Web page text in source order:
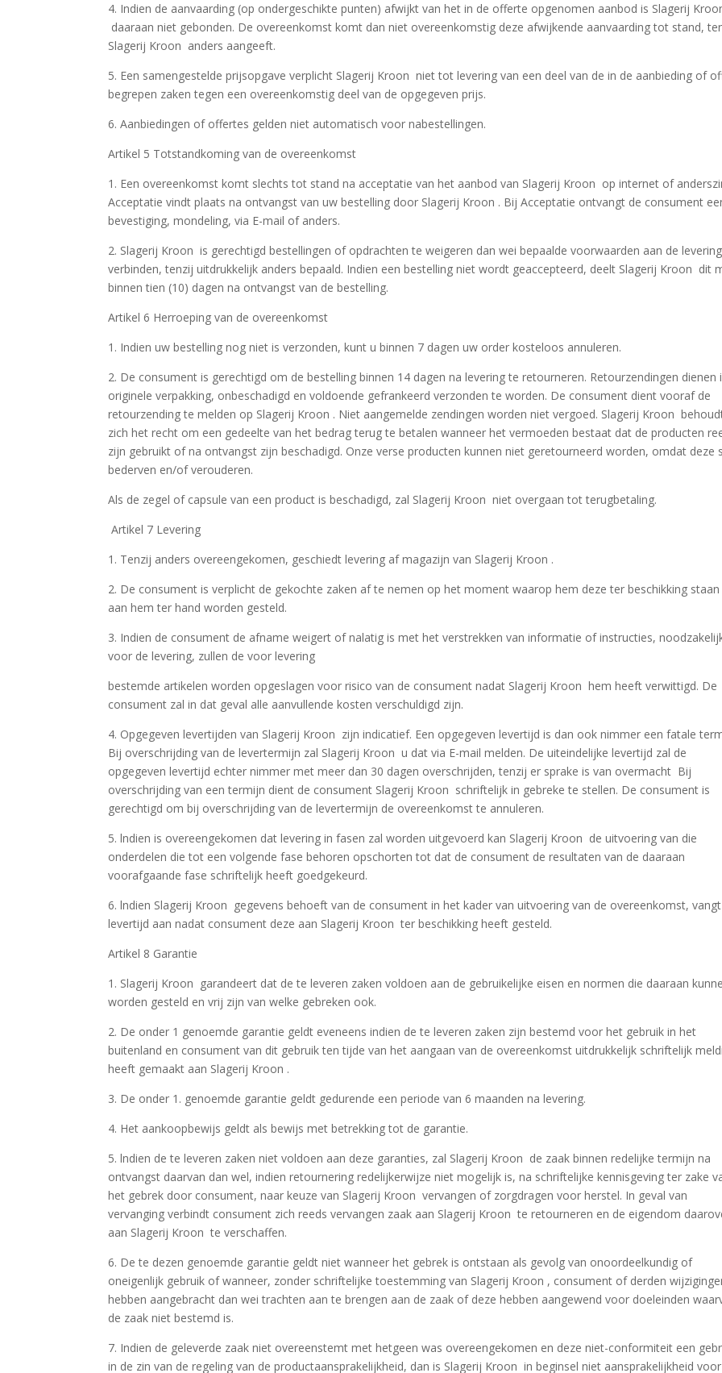
4. Indien de aanvaarding (op ondergeschikte punten) afwijkt van het in de offerte opgenomen aanbod is Slagerij
daaraan niet gebonden. De overeenkomst komt dan niet overeenkomstig deze afwijkende aanvaarding tot stand,
Slagerij Kroon anders aangeeft.
5. Een samengestelde prijsopgave verplicht Slagerij Kroon niet tot levering van een deel van de in de aanbieding of
begrepen zaken tegen een overeenkomstig deel van de opgegeven prijs.
6. Aanbiedingen of offertes gelden niet automatisch voor nabestellingen.
Artikel 5 Totstandkoming van de overeenkomst
1. Een overeenkomst komt slechts tot stand na acceptatie van het aanbod van Slagerij Kroon op internet of
Acceptatie vindt plaats na ontvangst van uw bestelling door Slagerij Kroon . Bij Acceptatie ontvangt de consument
bevestiging, mondeling, via E-mail of anders.
2. Slagerij Kroon is gerechtigd bestellingen of opdrachten te weigeren dan wei bepaalde voorwaarden aan de
verbinden, tenzij uitdrukkelijk anders bepaald. Indien een bestelling niet wordt geaccepteerd, deelt Slagerij Kroon dit
binnen tien (10) dagen na ontvangst van de bestelling.
Artikel 6 Herroeping van de overeenkomst
1. Indien uw bestelling nog niet is verzonden, kunt u binnen 7 dagen uw order kosteloos annuleren.
2. De consument is gerechtigd om de bestelling binnen 14 dagen na levering te retourneren. Retourzendingen dienen
originele verpakking, onbeschadigd en voldoende gefrankeerd verzonden te worden. De consument dient vooraf de
retourzending te melden op Slagerij Kroon . Niet aangemelde zendingen worden niet vergoed. Slagerij Kroon
zich het recht om een gedeelte van het bedrag terug te betalen wanneer het vermoeden bestaat dat de producten
zijn gebruikt of na ontvangst zijn beschadigd. Onze verse producten kunnen niet geretourneerd worden, omdat deze
bederven en/of verouderen.
Als de zegel of capsule van een product is beschadigd, zal Slagerij Kroon niet overgaan tot terugbetaling.
Artikel 7 Levering
1. Tenzij anders overeengekomen, geschiedt levering af magazijn van Slagerij Kroon .
2. De consument is verplicht de gekochte zaken af te nemen op het moment waarop hem deze ter beschikking
aan hem ter hand worden gesteld.
3. Indien de consument de afname weigert of nalatig is met het verstrekken van informatie of instructies,
voor de levering, zullen de voor levering
bestemde artikelen worden opgeslagen voor risico van de consument nadat Slagerij Kroon hem heeft verwittigd. De
consument zal in dat geval alle aanvullende kosten verschuldigd zijn.
4. Opgegeven levertijden van Slagerij Kroon zijn indicatief. Een opgegeven levertijd is dan ook nimmer een fatale
Bij overschrijding van de levertermijn zal Slagerij Kroon u dat via E-mail melden. De uiteindelijke levertijd zal de
opgegeven levertijd echter nimmer met meer dan 30 dagen overschrijden, tenzij er sprake is van overmacht Bij
overschrijding van een termijn dient de consument Slagerij Kroon schriftelijk in gebreke te stellen. De consument is
gerechtigd om bij overschrijding van de levertermijn de overeenkomst te annuleren.
5. lndien is overeengekomen dat levering in fasen zal worden uitgevoerd kan Slagerij Kroon de uitvoering van die
onderdelen die tot een volgende fase behoren opschorten tot dat de consument de resultaten van de daaraan
voorafgaande fase schriftelijk heeft goedgekeurd.
6. lndien Slagerij Kroon gegevens behoeft van de consument in het kader van uitvoering van de overeenkomst,
levertijd aan nadat consument deze aan Slagerij Kroon ter beschikking heeft gesteld.
Artikel 8 Garantie
1. Slagerij Kroon garandeert dat de te leveren zaken voldoen aan de gebruikelijke eisen en normen die daaraan
worden gesteld en vrij zijn van welke gebreken ook.
2. De onder 1 genoemde garantie geldt eveneens indien de te leveren zaken zijn bestemd voor het gebruik in het
buitenland en consument van dit gebruik ten tijde van het aangaan van de overeenkomst uitdrukkelijk schriftelijk
heeft gemaakt aan Slagerij Kroon .
3. De onder 1. genoemde garantie geldt gedurende een periode van 6 maanden na levering.
4. Het aankoopbewijs geldt als bewijs met betrekking tot de garantie.
5. lndien de te leveren zaken niet voldoen aan deze garanties, zal Slagerij Kroon de zaak binnen redelijke termijn na
ontvangst daarvan dan wel, indien retournering redelijkerwijze niet mogelijk is, na schriftelijke kennisgeving ter zake
het gebrek door consument, naar keuze van Slagerij Kroon vervangen of zorgdragen voor herstel. In geval van
vervanging verbindt consument zich reeds vervangen zaak aan Slagerij Kroon te retourneren en de eigendom
aan Slagerij Kroon te verschaffen.
6. De te dezen genoemde garantie geldt niet wanneer het gebrek is ontstaan als gevolg van onoordeelkundig of
oneigenlijk gebruik of wanneer, zonder schriftelijke toestemming van Slagerij Kroon , consument of derden
hebben aangebracht dan wei trachten aan te brengen aan de zaak of deze hebben aangewend voor doeleinden
de zaak niet bestemd is.
7. Indien de geleverde zaak niet overeenstemt met hetgeen was overeengekomen en deze niet-conformiteit een
in de zin van de regeling van de productaansprakelijkheid, dan is Slagerij Kroon in beginsel niet aansprakelijkheid voor